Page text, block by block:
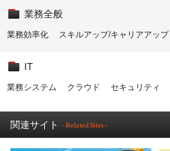
業務全般
業務効率化 スキルアップ/キャリアアップ
IT
業務システム クラウド セキュリティ
関連サイト - Related Sites -